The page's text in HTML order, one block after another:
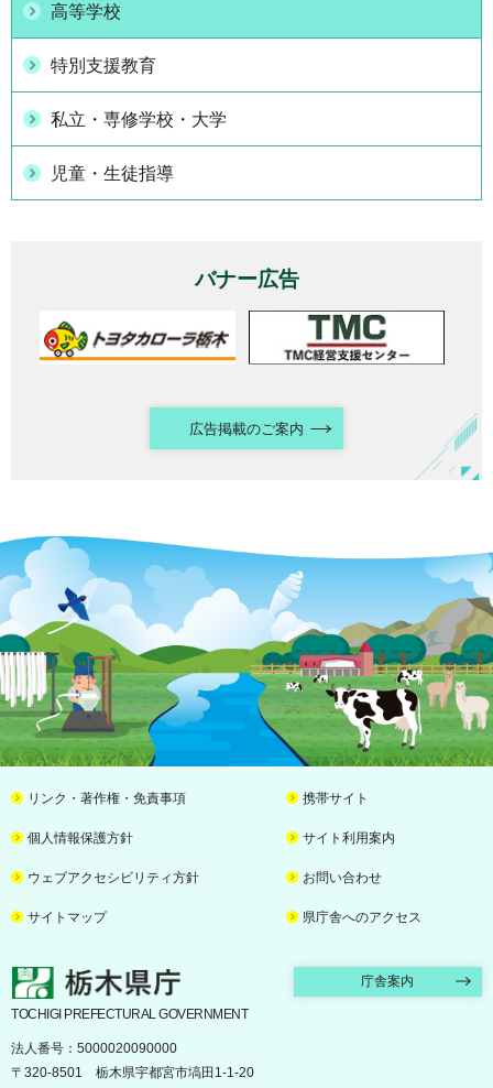
高等学校
特別支援教育
私立・専修学校・大学
児童・生徒指導
バナー広告
広告掲載のご案内
リンク・著作権・免責事項 携帯サイト
個人情報保護方針 サイト利用案内
ウェブアクセシビリティ方針 お問い合わせ
サイトマップ 県庁舎へのアクセス
栃木県庁 庁舎案内
TOCHIGI PREFECTURAL GOVERNMENT
法人番号：5000020090000
〒320-8501 栃木県宇都宮市塙田1-1-20